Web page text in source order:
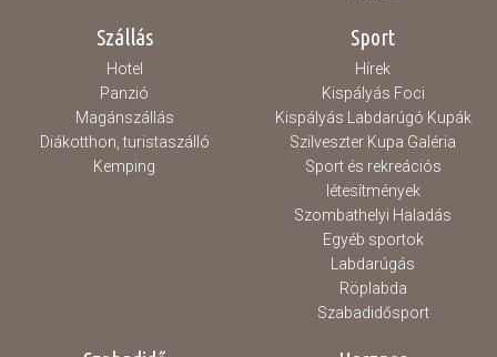
Szállás
Hotel
Panzió
Magánszállás
Diákotthon, turistaszálló
Kemping
Sport
Hírek
Kispályás Foci
Kispályás Labdarúgó Kupák
Szilveszter Kupa Galéria
Sport és rekreációs
létesítmények
Szombathelyi Haladás
Egyéb sportok
Labdarúgás
Röplabda
Szabadidősport